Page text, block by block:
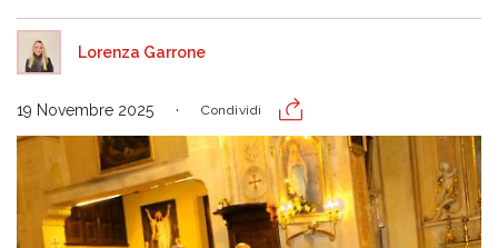
Lorenza Garrone
19 Novembre 2025 Condividi